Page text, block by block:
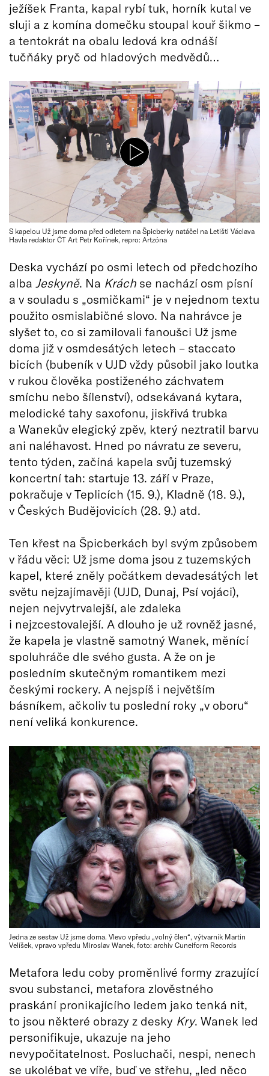
ježíšek Franta, kapal rybí tuk, horník kutal ve
sluji a z komína domečku stoupal kouř šikmo –
a tentokrát na obalu ledová kra odnáší
tučňáky pryč od hladových medvědů…
S kapelou Už jsme doma před odletem na Špicberky natáčel na Letišti Václava
Havla redaktor ČT Art Petr Kořínek, repro: Artzóna
Deska vychází po osmi letech od předchozího
alba Jeskyně. Na Krách se nachází osm písní
a v souladu s „osmičkami“ je v nejednom textu
použito osmislabičné slovo. Na nahrávce je
slyšet to, co si zamilovali fanoušci Už jsme
doma již v osmdesátých letech – staccato
bicích (bubeník v UJD vždy působil jako loutka
v rukou člověka postiženého záchvatem
smíchu nebo šílenství), odsekávaná kytara,
melodické tahy saxofonu, jiskřivá trubka
a Wanekův elegický zpěv, který neztratil barvu
ani naléhavost. Hned po návratu ze severu,
tento týden, začíná kapela svůj tuzemský
koncertní tah: startuje 13. září v Praze,
pokračuje v Teplicích (15. 9.), Kladně (18. 9.),
v Českých Budějovicích (28. 9.) atd.
Ten křest na Špicberkách byl svým způsobem
v řádu věci: Už jsme doma jsou z tuzemských
kapel, které zněly počátkem devadesátých let
světu nejzajímavěji (UJD, Dunaj, Psí vojáci),
nejen nejvytrvalejší, ale zdaleka
i nejzcestovalejší. A dlouho je už rovněž jasné,
že kapela je vlastně samotný Wanek, měnící
spoluhráče dle svého gusta. A že on je
posledním skutečným romantikem mezi
českými rockery. A nejspíš i největším
básníkem, ačkoliv tu poslední roky „v oboru“
není veliká konkurence.
Jedna ze sestav Už jsme doma. Vlevo vpředu „volný člen“, výtvarník Martin
Velíšek, vpravo vpředu Miroslav Wanek, foto: archiv Cuneiform Records
Metafora ledu coby proměnlivé formy zrazující
svou substanci, metafora zlověstného
praskání pronikajícího ledem jako tenká nit,
to jsou některé obrazy z desky Kry. Wanek led
personifikuje, ukazuje na jeho
nevypočitatelnost. Posluchači, nespi, nenech
se ukolébat ve víře, buď ve střehu, „led něco